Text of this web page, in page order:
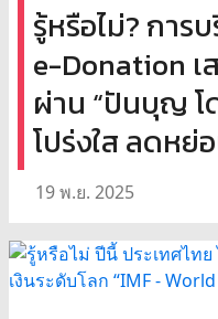
รู้หรือไม่? การ
e-Donation
ผ่าน “ปันบุญ โ
โปร่งใส ลดหย่
19 พ.ย. 2025